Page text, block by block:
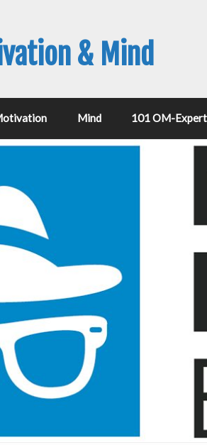
& Mind
Mind 101 OM-